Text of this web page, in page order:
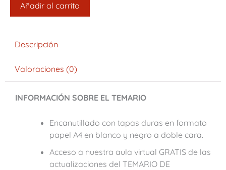
Añadir al carrito
Descripción
Valoraciones (0)
INFORMACIÓN SOBRE EL TEMARIO
Encanutillado con tapas duras en formato
papel A4 en blanco y negro a doble cara.
Acceso a nuestra aula virtual GRATIS de las
actualizaciones del TEMARIO DE